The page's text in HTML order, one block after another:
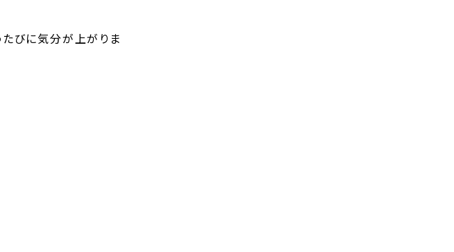
たびに気分が上がりま